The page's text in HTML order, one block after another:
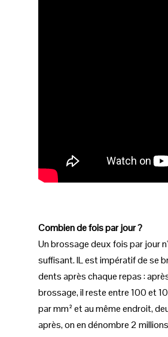
Combien de fois par jour ?
Un brossage deux fois par jour
suffisant. IL est impératif de se
dents après chaque repas :
brossage, il reste entre 100 et
par mm² et au même endroit,
après, on en dénombre 2